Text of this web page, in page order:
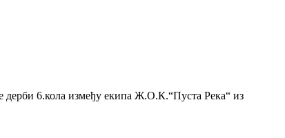
дерби 6.кола између екипа Ж.О.К.“Пуста Река“ из